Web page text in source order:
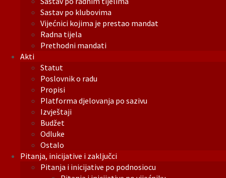
Sastav po klubovima
Vijećnici kojima je prestao mandat
Radna tijela
Prethodni mandati
Akti
Statut
Poslovnik o radu
Propisi
Platforma djelovanja po sazivu
Izvještaji
Budžet
Odluke
Ostalo
Pitanja, inicijative i zaključci
Pitanja i inicijative po podnosiocu